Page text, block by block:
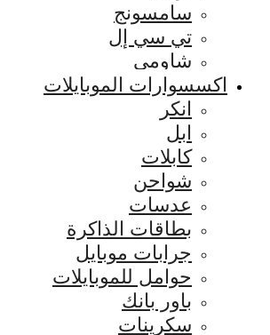
سامسونج
تي سي إل
شاومي
اكسسوارات الموبايلات
انكر
ابل
كابلات
شواحن
عدسات
بطاقات الذاكرة
جرابات موبايل
حوامل للموبايلات
باور بانك
سكرينات